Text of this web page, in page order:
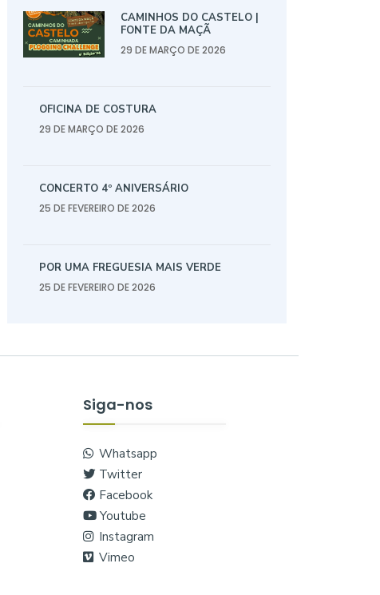
CAMINHOS DO CASTELO |
FONTE DA MAÇÃ
29 DE MARÇO DE 2026
OFICINA DE COSTURA
29 DE MARÇO DE 2026
CONCERTO 4º ANIVERSÁRIO
25 DE FEVEREIRO DE 2026
POR UMA FREGUESIA MAIS VERDE
25 DE FEVEREIRO DE 2026
Siga-nos
Whatsapp
Twitter
Facebook
Youtube
Instagram
Vimeo